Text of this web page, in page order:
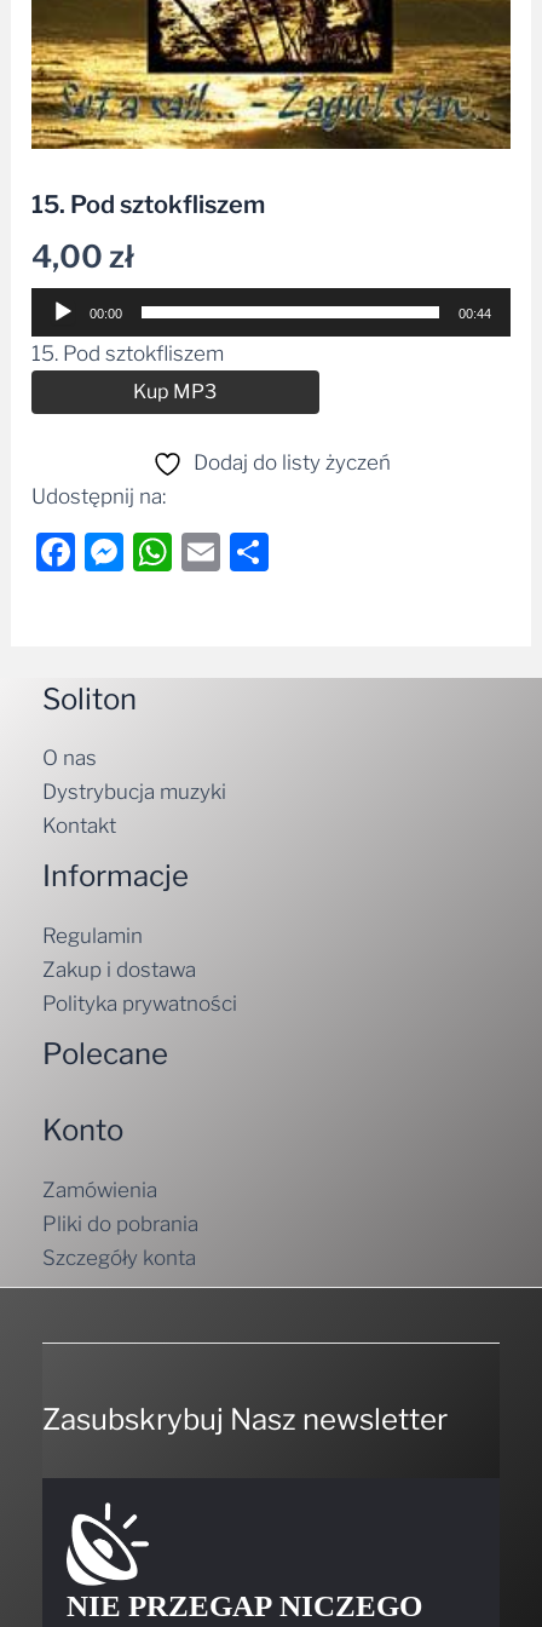
15. Pod sztokfliszem
4,00zł
Odtwarzacz
plików
dźwiękowych
00:00 00:44
15. Pod sztokfliszem
Kup MP3
Dodaj do listy życzeń
Udostępnij na:
Facebook
Messenger
WhatsApp
Email
Soliton
O nas
Dystrybucja muzyki
Kontakt
Informacje
Regulamin
Zakup i dostawa
Polityka prywatności
Polecane
Konto
Zamówienia
Pliki do pobrania
Szczegóły konta
Zasubskrybuj Nasz newsletter
NIE PRZEGAP NICZEGO